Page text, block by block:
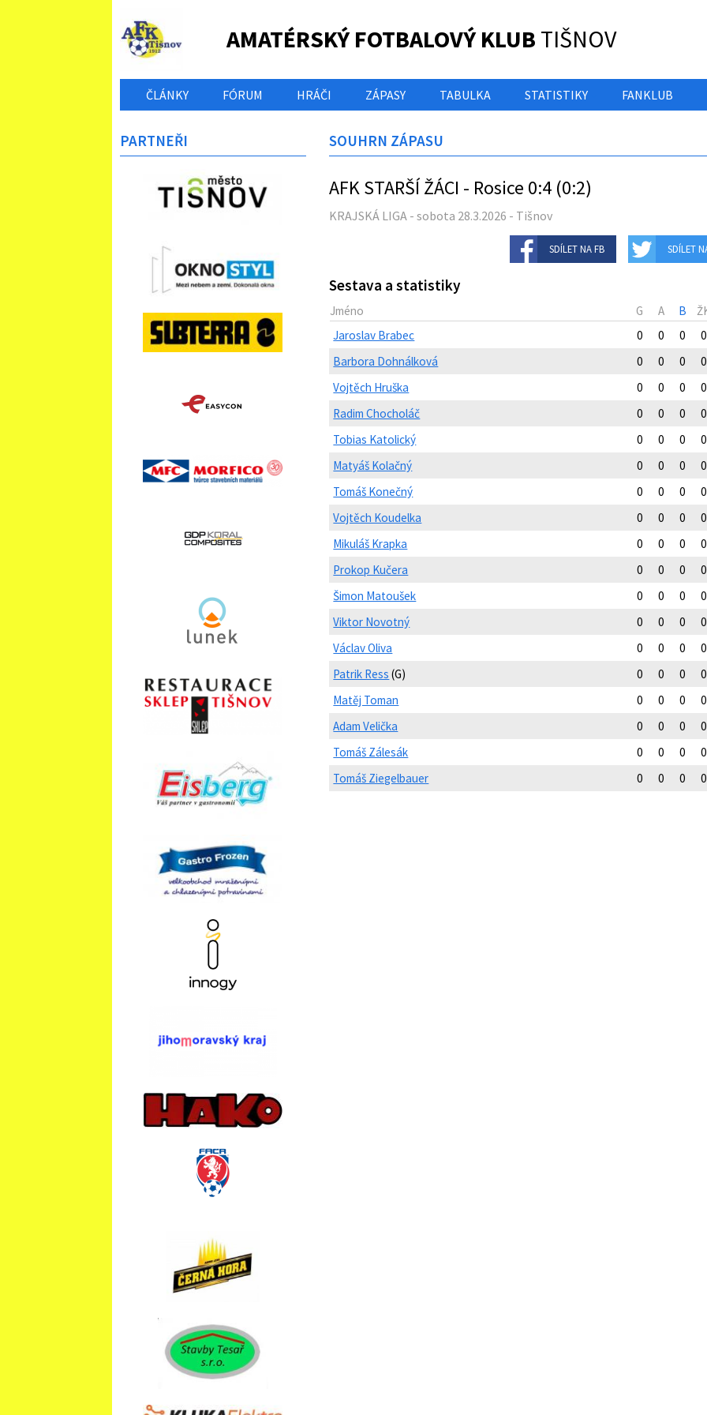
AMATÉRSKÝ FOTBALOVÝ KLUB TIŠNOV
ČLÁNKY FÓRUM HRÁČI ZÁPASY TABULKA STATISTIKY FANKLUB
SOUHRN ZÁPASU
AFK STARŠÍ ŽÁCI - Rosice 0:4 (0:2)
KRAJSKÁ LIGA - sobota 28.3.2026 - Tišnov
SDÍLET NA FB SDÍLET
Sestava a statistiky
Jméno G A B
Jaroslav Brabec
0 0 0 0
Barbora Dohnálková
0 0 0 0
Vojtěch Hruška
0 0 0 0
Radim Chocholáč
0 0 0 0
Tobias Katolický
0 0 0 0
Matyáš Kolačný
0 0 0 0
Tomáš Konečný
0 0 0 0
Vojtěch Koudelka
0 0 0 0
Mikuláš Krapka
0 0 0 0
Prokop Kučera
0 0 0 0
Šimon Matoušek
0 0 0 0
Viktor Novotný
0 0 0 0
Václav Oliva
0 0 0 0
Patrik Ress (G) 0 0 0 0
Matěj Toman
0 0 0 0
Adam Velička
0 0 0 0
Tomáš Zálesák
0 0 0 0
Tomáš Ziegelbauer
0 0 0 0
PARTNEŘI